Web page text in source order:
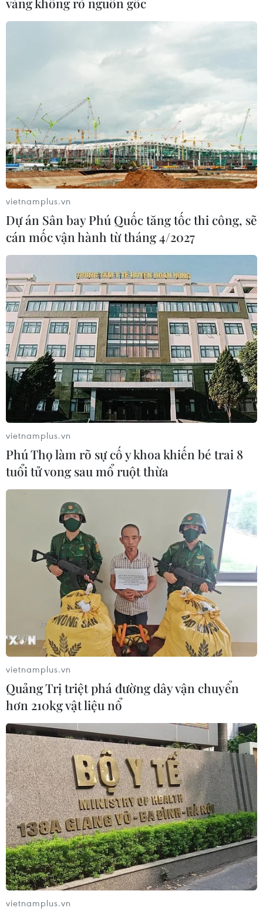
TIN CÙNG CHUYÊN MỤC
Xe tải va chạm xe máy tại Đắk Lắk
làm hai người thương vong
08/08/2026 14:58
vietnamplus.vn
Dự án Sân bay Phú Quốc tăng tốc thi công, sẽ
cán mốc vận hành từ tháng 4/2027
vietnamplus.vn
Phú Thọ làm rõ sự cố y khoa khiến bé trai 8
tuổi tử vong sau mổ ruột thừa
vietnamplus.vn
Quảng Trị triệt phá đường dây vận chuyển
hơn 210kg vật liệu nổ
vietnamplus.vn